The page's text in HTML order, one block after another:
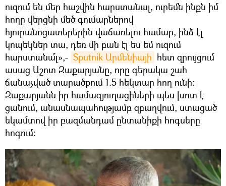
ուզում են մեր հաշվին հարստանալ, ուրեմն ինքն իմ
հողը վերցնի մեծ գումարներով
հյուրանոցատերերին վաճառելու համար, ինձ էլ
կոպեկներ տա, դեռ մի բան էլ ես եմ ուզում
հարստանա՞լ»,- Sputnik Արմենիայի հետ զրույցում
ասաց Աշոտ Զաքարյանը, որը գերակա շահ
ճանաչված տարածքում 1.5 հեկտար հող ունի։
Զաքարյանն իր համագյուղացիների պես խոտ է
ցանում, անասնապահությամբ զբաղվում, ստացած
եկամտով իր բազմանդամ ընտանիքի հոգսերը
հոգում։